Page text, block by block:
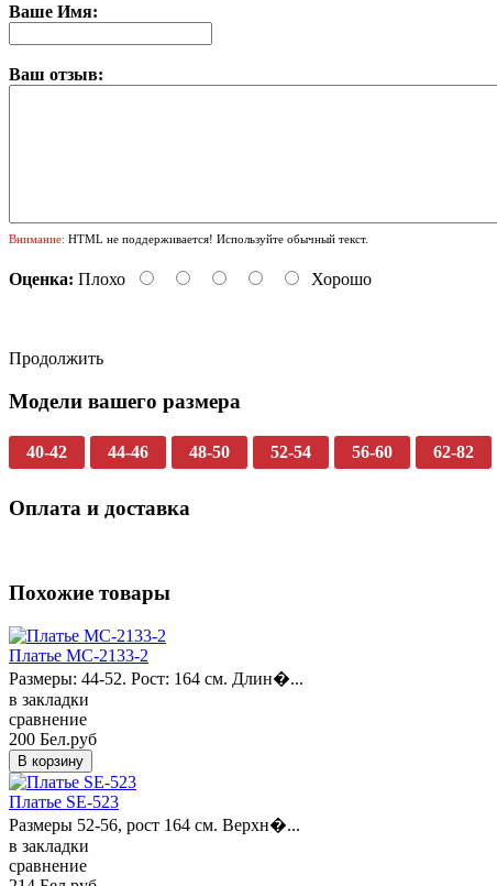
Ваше Имя:
Ваш отзыв:
Внимание: HTML не поддерживается! Используйте обычный текст.
Оценка: Плохо Хорошо
Продолжить
Модели вашего размера
40-42 44-46 48-50 52-54 56-60 62-82
Оплата и доставка
Похожие товары
Платье MC-2133-2
Размеры: 44-52. Рост: 164 см. Длин�...
в закладки
сравнение
200 Бел.руб
Платье SE-523
Размеры 52-56, рост 164 см. Верхн�...
в закладки
сравнение